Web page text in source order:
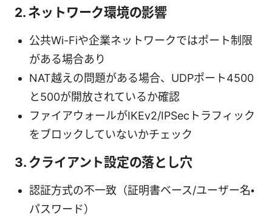
2. ネットワーク環境の影響
公共Wi-Fiや企業ネットワークではポート制限
がある場合あり
NAT越えの問題がある場合、UDPポート4500
と500が開放されているか確認
ファイアウォールがIKEv2/IPSecトラフィック
をブロックしていないかチェック
3. クライアント設定の落とし穴
認証方式の不一致（証明書ベース/ユーザー名・
パスワード）